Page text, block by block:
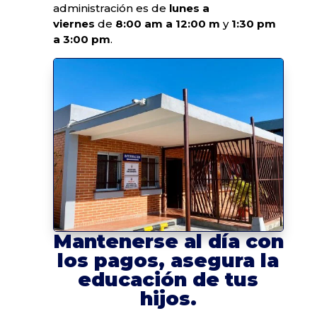
administración es de lunes a
viernes de 8:00 am a 12:00 m y 1:30 pm
a 3:00 pm.
Mantenerse al día con
los pagos, asegura la
educación de tus
hijos.